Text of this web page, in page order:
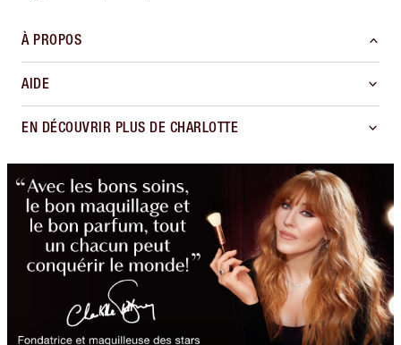
À PROPOS
AIDE
EN DÉCOUVRIR PLUS DE CHARLOTTE